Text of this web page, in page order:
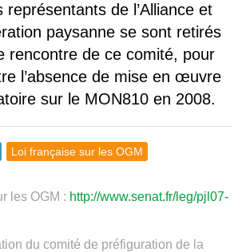
représentants de l’Alliance et
paysanne se sont retirés
rencontre de ce comité, pour
l’absence de mise en œuvre
sur le MON810 en 2008.
Loi française sur les OGM
les OGM : http://www.senat.fr/leg/pjl07-
du comité de préfiguration de la